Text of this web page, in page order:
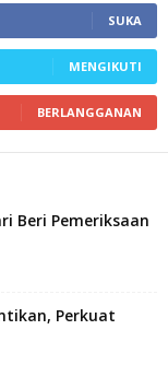
SUKA
MENGIKUTI
BERLANGGANAN
Beri Pemeriksaan
Perkuat